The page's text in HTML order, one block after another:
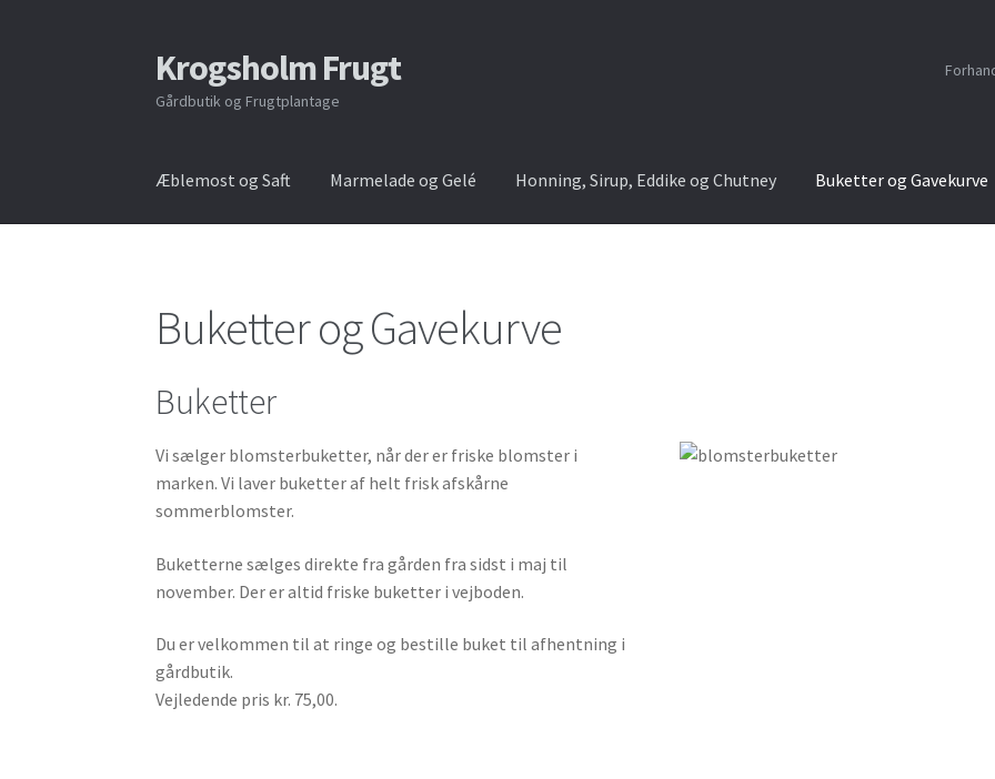
Spring
til
navigation
Spring
til
indhold
Krogs​holm Frugt
Gårdbutik og Frugtplantage
Æblemost og Saft Marmelade og Gelé Honning, Sirup, Eddike og Chutney Buketter og Gavekurve
Buketter og Gavekurve
Buketter
Vi sælger blomsterbuketter, når der er friske blomster i
marken. Vi laver buketter af helt frisk afskårne
sommerblomster.
Buketterne sælges direkte fra gården fra sidst i maj til
november. Der er altid friske buketter i vejboden.
Du er velkommen til at ringe og bestille buket til afhentning i
gårdbutik.
Vejledende pris kr. 75,00.